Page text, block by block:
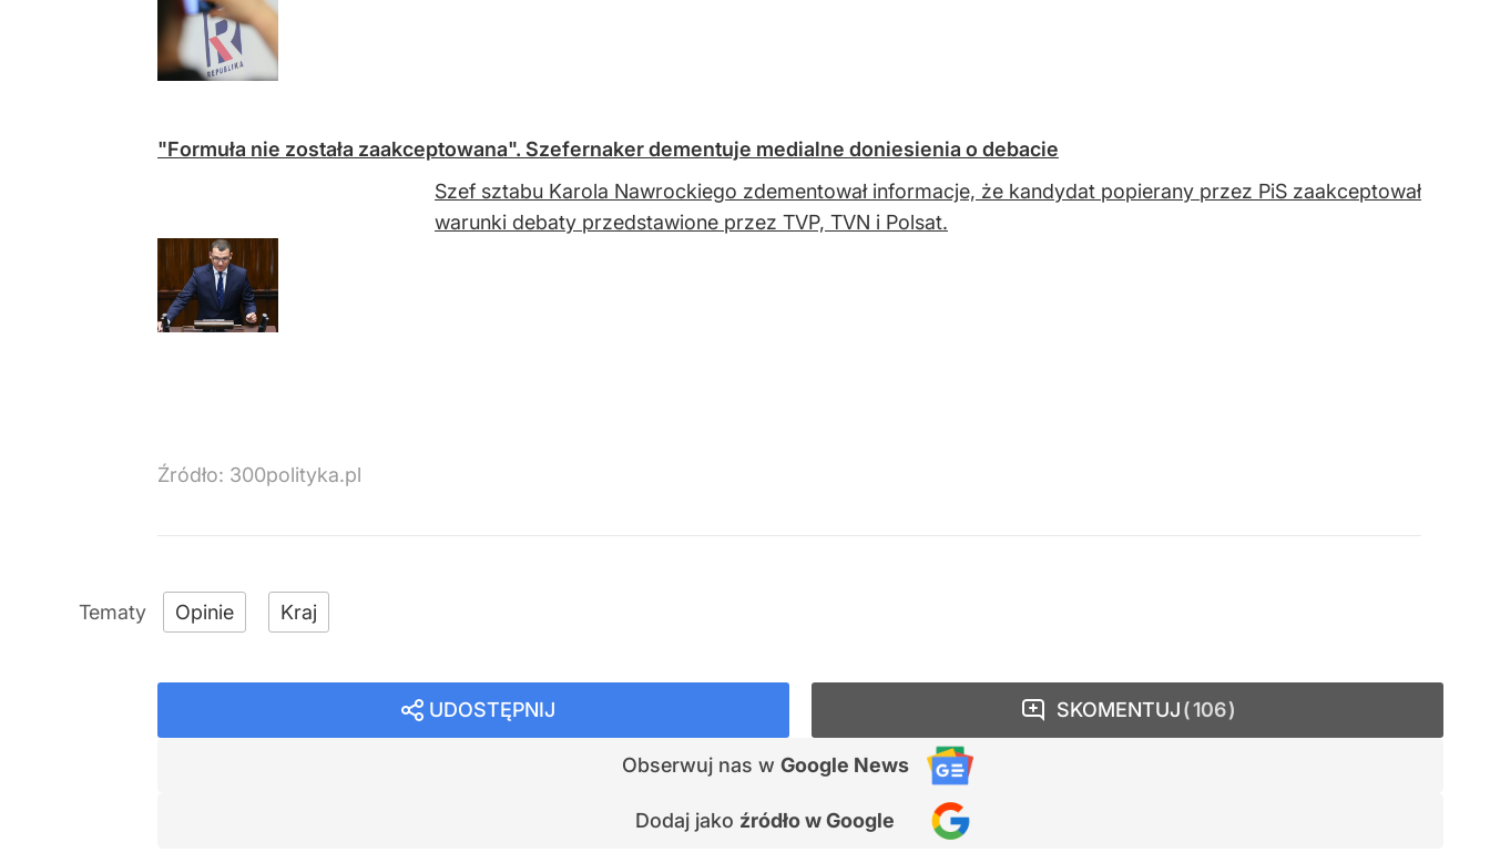
"Formuła nie została zaakceptowana". Szefernaker dementuje medialne doniesienia o debacie
Szef sztabu Karola Nawrockiego zdementował informacje, że kandydat popierany przez PiS zaakceptował
warunki debaty przedstawione przez TVP, TVN i Polsat.
Źródło: 300polityka.pl
Opinie Kraj
UDOSTĘPNIJ
Obserwuj nas w Google News
Dodaj jako źródło w Google
SKOMENTUJ 106